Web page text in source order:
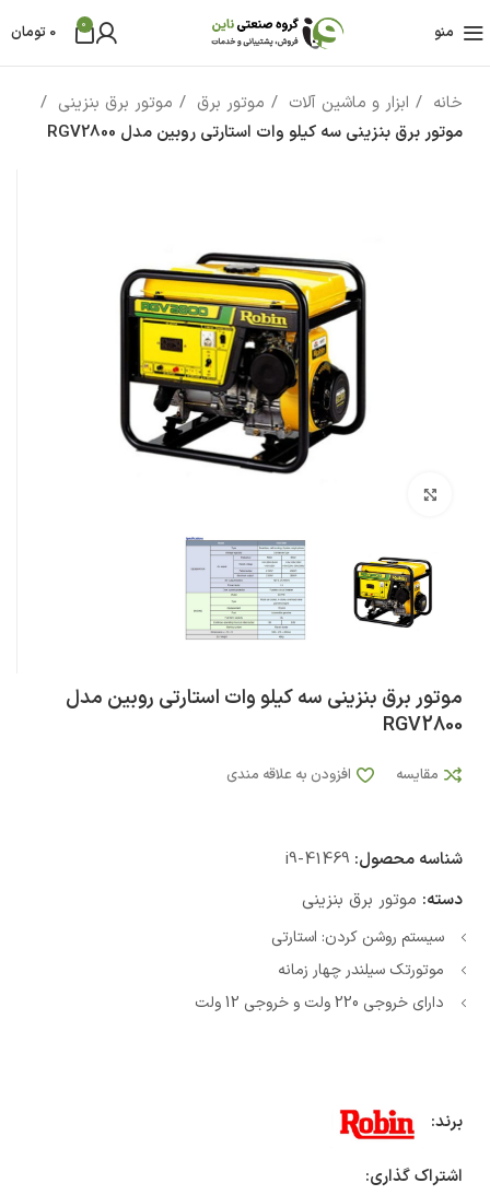
منو 0
0 تومان
خانه ابزار و ماشین آلات موتور برق
موتور برق بنزینی
موتور برق بنزینی سه کیلو وات استارتی روبین مدل RGV2800
موتور برق بنزینی سه کیلو وات استارتی روبین مدل
RGV2800
مقایسه افزودن به علاقه مندی
شناسه محصول: i9-41469
دسته: موتور برق بنزینی
سیستم روشن کردن: استارتی
موتورتک سیلندر چهار زمانه
دارای خروجی 220 ولت و خروجی 12 ولت
برند:
اشتراک گذاری: